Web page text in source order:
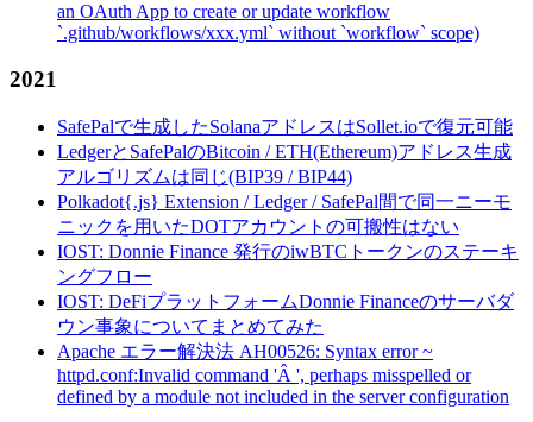
an OAuth App to create or update workflow
`.github/workflows/xxx.yml` without `workflow` scope)
2021
SafePalで生成したSolanaアドレスはSollet.ioで復元可能
LedgerとSafePalのBitcoin / ETH(Ethereum)アドレス生成
アルゴリズムは同じ(BIP39 / BIP44)
Polkadot{.js} Extension / Ledger / SafePal間で同一ニーモ
ニックを用いたDOTアカウントの可搬性はない
IOST: Donnie Finance 発行のiwBTCトークンのステーキ
ングフロー
IOST: DeFiプラットフォームDonnie Financeのサーバダ
ウン事象についてまとめてみた
Apache エラー解決法 AH00526: Syntax error ~
httpd.conf:Invalid command 'Â ', perhaps misspelled or
defined by a module not included in the server configuration